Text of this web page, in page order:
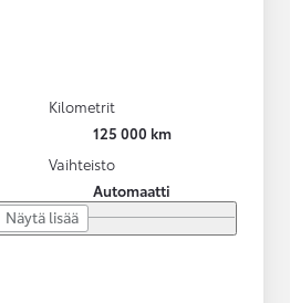
Kilometrit
125 000 km
Vaihteisto
Automaatti
Näytä lisää